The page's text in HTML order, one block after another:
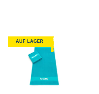
AUF LAGER